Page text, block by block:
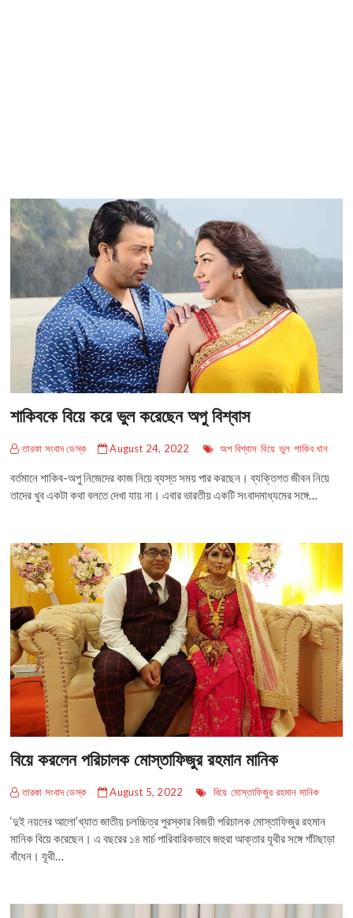
শাকিবকে বিয়ে করে ভুল করেছেন অপু বিশ্বাস
তারকা সংবাদ ডেস্ক August 24, 2022 অপ বিশ্বাস বিয়ে ভুল শাকিব খান
বর্তমানে শাকিব-অপু নিজেদের কাজ নিয়ে ব্যস্ত সময় পার করছেন। ব্যক্তিগত জীবন নিয়ে
তাদের খুব একটা কথা বলতে দেখা যায় না। এবার ভারতীয় একটি সংবাদমাধ্যমের সঙ্গে…
বিয়ে করলেন পরিচালক মোস্তাফিজুর রহমান মানিক
তারকা সংবাদ ডেস্ক August 5, 2022 বিয়ে মোস্তাফিজুর রহমান মানিক
‘দুই নয়নের আলো’খ্যাত জাতীয় চলচ্চিত্র পুরস্কার বিজয়ী পরিচালক মোস্তাফিজুর রহমান
মানিক বিয়ে করেছেন। এ বছরের ১৪ মার্চ পারিবারিকভাবে জহুরা আক্তার যূথীর সঙ্গে গাঁটছাড়া
বাঁধেন। যূথী…